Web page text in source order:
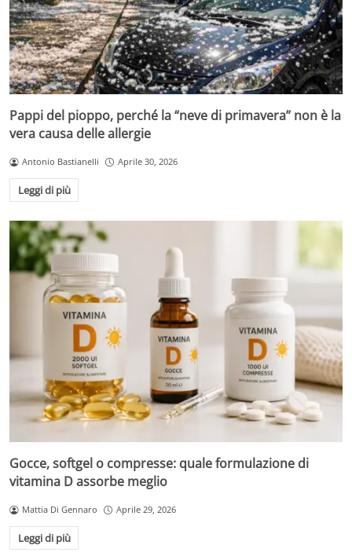
Pappi del pioppo, perché la “neve di primavera” non è la
vera causa delle allergie
Antonio Bastianelli Aprile 30, 2026
Leggi di più
Gocce, softgel o compresse: quale formulazione di
vitamina D assorbe meglio
Mattia Di Gennaro Aprile 29, 2026
Leggi di più